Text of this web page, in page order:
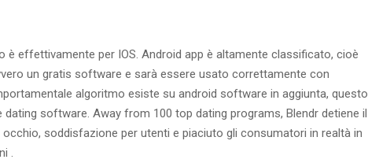
è effettivamente per IOS. Android app è altamente classificato, cioè
un gratis software e sarà essere usato correttamente con
algoritmo esiste su android software in aggiunta, questo
software. Away from 100 top dating programs, Blendr detiene il
soddisfazione per utenti e piaciuto gli consumatori in realtà in
.